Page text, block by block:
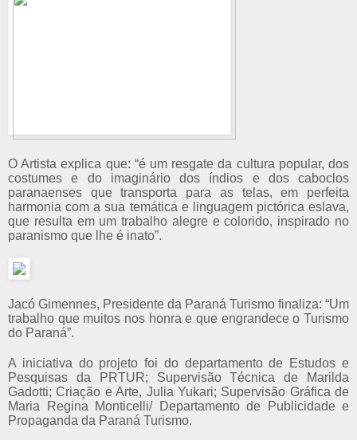
O Artista explica que: “é um resgate da cultura popular, dos
costumes e do imaginário dos índios e dos caboclos
paranaenses que transporta para as telas, em perfeita
harmonia com a sua temática e linguagem pictórica eslava,
que resulta em um trabalho alegre e colorido, inspirado no
paranismo que lhe é inato”.
Jacó Gimennes, Presidente da Paraná Turismo finaliza: “Um
trabalho que muitos nos honra e que engrandece o Turismo
do Paraná”.
A iniciativa do projeto foi do departamento de Estudos e
Pesquisas da PRTUR; Supervisão Técnica de Marilda
Gadotti; Criação e Arte, Julia Yukari; Supervisão Gráfica de
Maria Regina Monticelli/ Departamento de Publicidade e
Propaganda da Paraná Turismo.